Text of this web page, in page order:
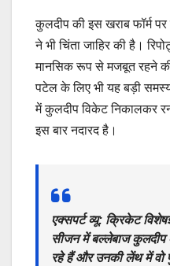
​कुलदीप की इस खराब फॉर्म
ने भी चिंता जाहिर की है।
मानसिक रूप से मजबूत रहने
पटेल के लिए भी यह बड़ी
में कुलदीप विकेट निकालकर
इस बार नदारद है।
एक्सपर्ट व्यू: क्रिकेट
सीजन में बल्लेबाज कुलदीप
रहे हैं और उनकी लेंथ में वो